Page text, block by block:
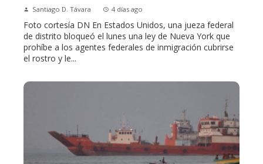
Santiago D. Távara 4 días ago
Foto cortesía DN En Estados Unidos, una jueza federal
de distrito bloqueó el lunes una ley de Nueva York que
prohíbe a los agentes federales de inmigración cubrirse
el rostro y le...